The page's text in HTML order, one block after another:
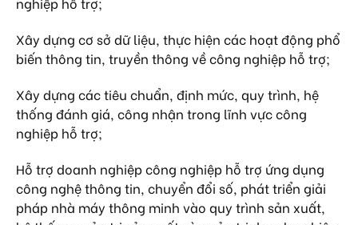
Xây dựng cơ sở dữ liệu, thực hiện các hoạt động phổ
biến thông tin, truyền thông về công nghiệp hỗ trợ;
Xây dựng các tiêu chuẩn, định mức, quy trình, hệ
thống đánh giá, công nhận trong lĩnh vực công
nghiệp hỗ trợ;
Hỗ trợ doanh nghiệp công nghiệp hỗ trợ ứng dụng
công nghệ thông tin, chuyển đổi số, phát triển giải
pháp nhà máy thông minh vào quy trình sản xuất,